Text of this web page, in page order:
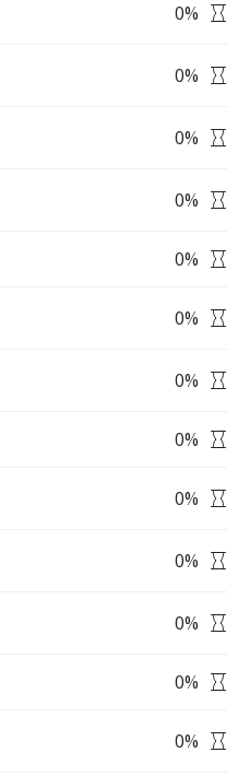
0%
0%
0%
0%
0%
0%
0%
0%
0%
0%
0%
0%
0%